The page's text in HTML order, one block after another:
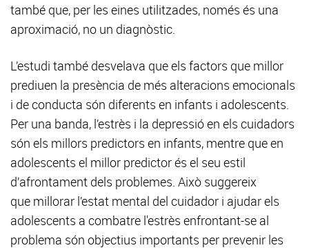
també que, per les eines utilitzades, només és una
aproximació, no un diagnòstic.
L’estudi també desvelava que els factors que millor
prediuen la presència de més alteracions emocionals
i de conducta són diferents en infants i adolescents.
Per una banda, l’estrès i la depressió en els cuidadors
són els millors predictors en infants, mentre que en
adolescents el millor predictor és el seu estil
d’afrontament dels problemes. Això suggereix
que millorar l’estat mental del cuidador i ajudar els
adolescents a combatre l'estrès enfrontant-se al
problema són objectius importants per prevenir les